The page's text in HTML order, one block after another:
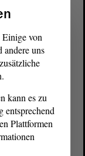
von
andere uns
kann es zu
entsprechend
Plattformen